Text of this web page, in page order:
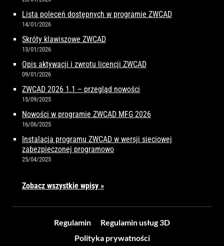
Lista poleceń dostępnych w programie ZWCAD
14/01/2026
Skróty klawiszowe ZWCAD
13/01/2026
Opis aktywacji i zwrotu licencji ZWCAD
09/01/2026
ZWCAD 2026 1.1 – przegląd nowości
15/09/2025
Nowości w programie ZWCAD MFG 2026
16/06/2025
Instalacja programu ZWCAD w wersji sieciowej
zabezpieczonej programowo
25/04/2025
Zobacz wszystkie wpisy »
Regulamin
Regulamin usług 3D
Polityka prywatności